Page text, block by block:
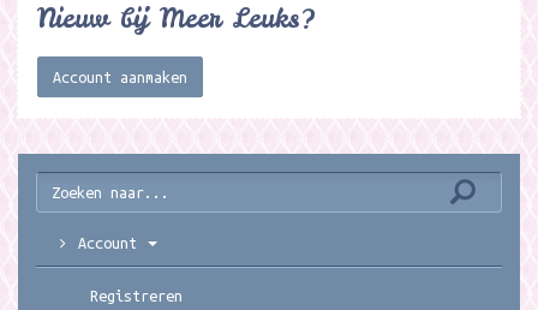
Nieuw bij Meer Leuks?
Account aanmaken
Account
Registreren